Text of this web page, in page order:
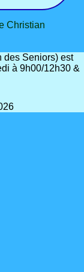
Christian
des Seniors) est
à 9h00/12h30 &